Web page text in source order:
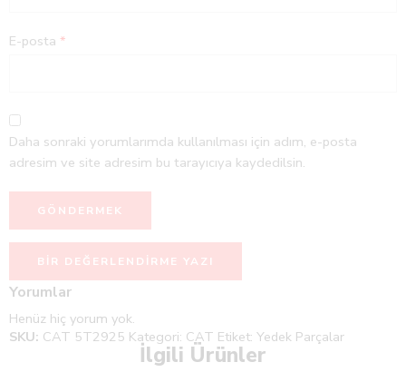
E-posta *
Daha sonraki yorumlarımda kullanılması için adım, e-posta
adresim ve site adresim bu tarayıcıya kaydedilsin.
BIR DEĞERLENDIRME YAZI
Yorumlar
Henüz hiç yorum yok.
SKU: CAT 5T2925 Kategori: CAT Etiket: Yedek Parçalar
İlgili Ürünler